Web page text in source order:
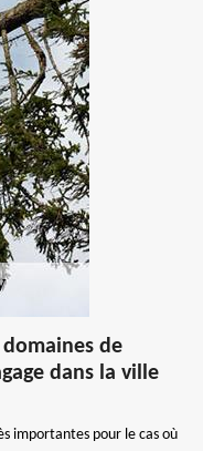
de
dans la ville
importantes pour le cas où